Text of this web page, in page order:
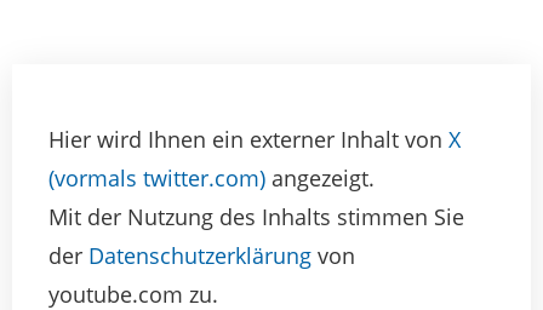
Hier wird Ihnen ein externer Inhalt von X
(vormals twitter.com) angezeigt.
Mit der Nutzung des Inhalts stimmen Sie
der Datenschutzerklärung von
youtube.com zu.